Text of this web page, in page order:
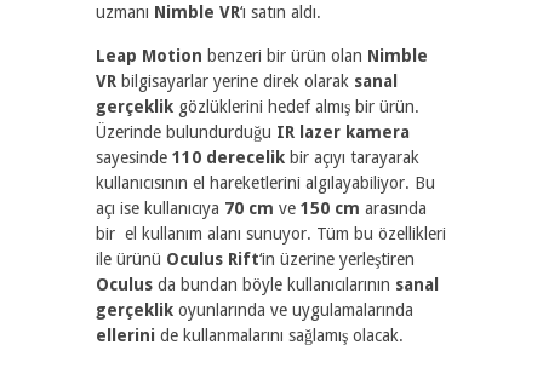
uzmanı Nimble VR‘ı satın aldı.
Leap Motion benzeri bir ürün olan Nimble
VR bilgisayarlar yerine direk olarak sanal
gerçeklik gözlüklerini hedef almış bir ürün.
Üzerinde bulundurduğu IR lazer kamera
sayesinde 110 derecelik bir açıyı tarayarak
kullanıcısının el hareketlerini algılayabiliyor. Bu
açı ise kullanıcıya 70 cm ve 150 cm arasında
bir el kullanım alanı sunuyor. Tüm bu özellikleri
ile ürünü Oculus Rift‘in üzerine yerleştiren
Oculus da bundan böyle kullanıcılarının sanal
gerçeklik oyunlarında ve uygulamalarında
ellerini de kullanmalarını sağlamış olacak.